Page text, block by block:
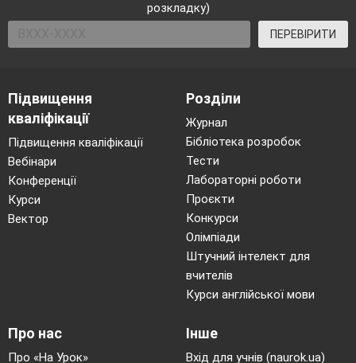
розкладку)
ПЕРЕВІРИТИ
Підвищення
кваліфікації
Підвищення кваліфікації
Вебінари
Конференції
Курси
Вектор
Розділи
Журнал
Бібліотека розробок
Тести
Лабораторні роботи
Проєкти
Конкурси
Олімпіади
Штучний інтелект для
вчителів
Курси англійської мови
Про нас
Про «На Урок»
Інше
Вхід для учнів (naurok.ua)